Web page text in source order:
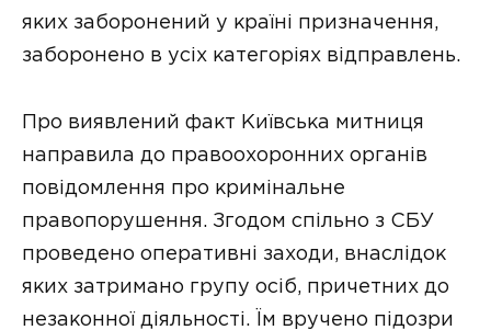
яких заборонений у країні призначення,
заборонено в усіх категоріях відправлень.
Про виявлений факт Київська митниця
направила до правоохоронних органів
повідомлення про кримінальне
правопорушення. Згодом спільно з СБУ
проведено оперативні заходи, внаслідок
яких затримано групу осіб, причетних до
незаконної діяльності. Їм вручено підозри